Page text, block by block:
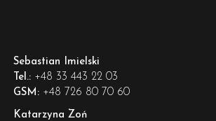
Sebastian Imielski
Tel.: +48 33 443 22 03
GSM: +48 726 80 70 60
Katarzyna Zoń